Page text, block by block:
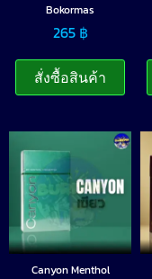
Bokormas
265 ฿
สั่งซื้อสินค้า
Canyon Menthol